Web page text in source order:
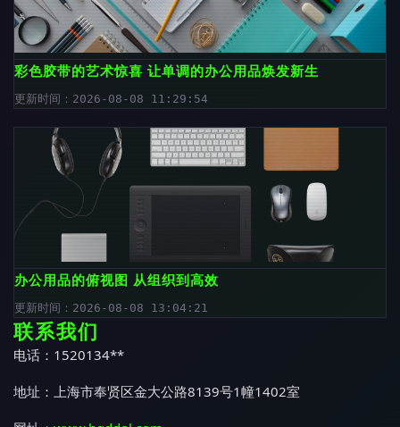
彩色胶带的艺术惊喜 让单调的办公用品焕发新生
更新时间：2026-08-08 11:29:54
办公用品的俯视图 从组织到高效
更新时间：2026-08-08 13:04:21
联系我们
电话：1520134**
地址：上海市奉贤区金大公路8139号1幢1402室